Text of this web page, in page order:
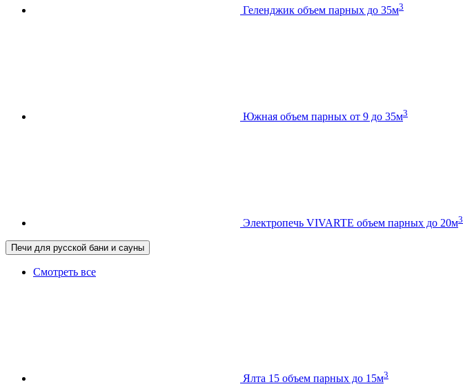
Геленджик объем парных до 35м3
Южная объем парных от 9 до 35м3
Электропечь VIVARTE объем парных до 20м3
Печи для русской бани и сауны
Смотреть все
Ялта 15 объем парных до 15м3